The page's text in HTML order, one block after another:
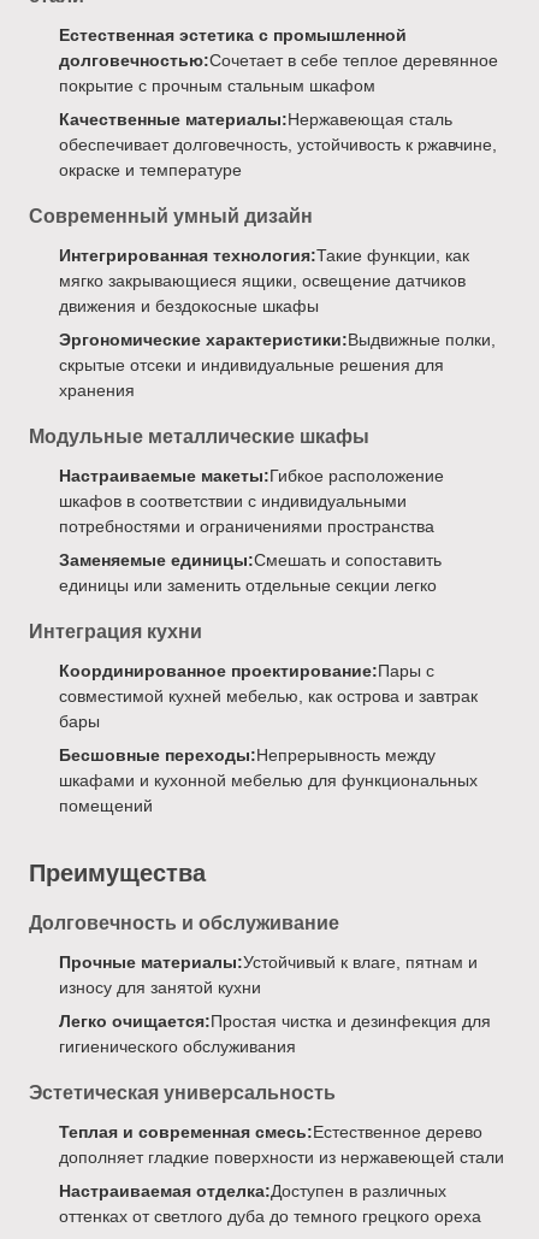
Естественная эстетика с промышленной
долговечностью:Сочетает в себе теплое деревянное
покрытие с прочным стальным шкафом
Качественные материалы:Нержавеющая сталь
обеспечивает долговечность, устойчивость к ржавчине,
окраске и температуре
Современный умный дизайн
Интегрированная технология:Такие функции, как
мягко закрывающиеся ящики, освещение датчиков
движения и бездокосные шкафы
Эргономические характеристики:Выдвижные полки,
скрытые отсеки и индивидуальные решения для
хранения
Модульные металлические шкафы
Настраиваемые макеты:Гибкое расположение
шкафов в соответствии с индивидуальными
потребностями и ограничениями пространства
Заменяемые единицы:Смешать и сопоставить
единицы или заменить отдельные секции легко
Интеграция кухни
Координированное проектирование:Пары с
совместимой кухней мебелью, как острова и завтрак
бары
Бесшовные переходы:Непрерывность между
шкафами и кухонной мебелью для функциональных
помещений
Преимущества
Долговечность и обслуживание
Прочные материалы:Устойчивый к влаге, пятнам и
износу для занятой кухни
Легко очищается:Простая чистка и дезинфекция для
гигиенического обслуживания
Эстетическая универсальность
Теплая и современная смесь:Естественное дерево
дополняет гладкие поверхности из нержавеющей стали
Настраиваемая отделка:Доступен в различных
оттенках от светлого дуба до темного грецкого ореха